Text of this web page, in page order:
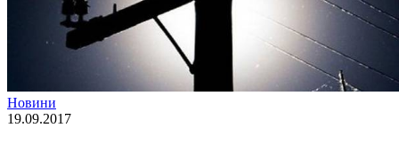
Новини
19.09.2017